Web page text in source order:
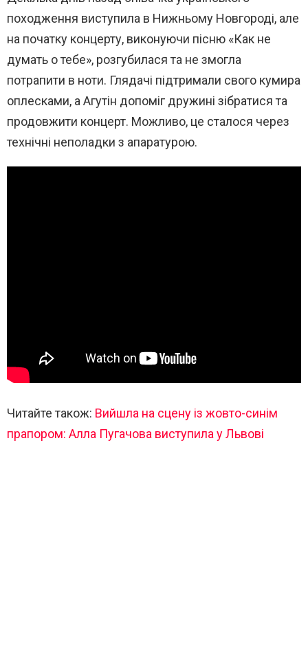
походження виступила в Нижньому Новгороді, але
на початку концерту, виконуючи пісню «Как не
думать о тебе», розгубилася та не змогла
потрапити в ноти. Глядачі підтримали свого кумира
оплесками, а Агутін допоміг дружині зібратися та
продовжити концерт. Можливо, це сталося через
технічні неполадки з апаратурою.
Читайте також: Вийшла на сцену із жовто-синім
прапором: Алла Пугачова виступила у Львові